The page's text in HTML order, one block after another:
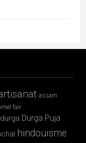
assam
fair
durga Durga Puja
hindouisme